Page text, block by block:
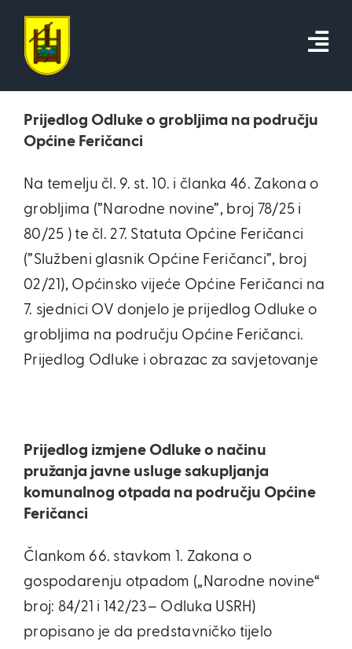
content
Prijedlog Odluke o grobljima na području
Općine Feričanci
Na temelju čl. 9. st. 10. i članka 46. Zakona o
grobljima (”Narodne novine”, broj 78/25 i
80/25 ) te čl. 27. Statuta Općine Feričanci
(”Službeni glasnik Općine Feričanci”, broj
02/21), Općinsko vijeće Općine Feričanci na
7. sjednici OV donjelo je prijedlog Odluke o
grobljima na području Općine Feričanci.
Prijedlog Odluke i obrazac za savjetovanje
Prijedlog izmjene Odluke o načinu
pružanja javne usluge sakupljanja
komunalnog otpada na području Općine
Feričanci
Člankom 66. stavkom 1. Zakona o
gospodarenju otpadom („Narodne novine“
broj: 84/21 i 142/23– Odluka USRH)
propisano je da predstavničko tijelo